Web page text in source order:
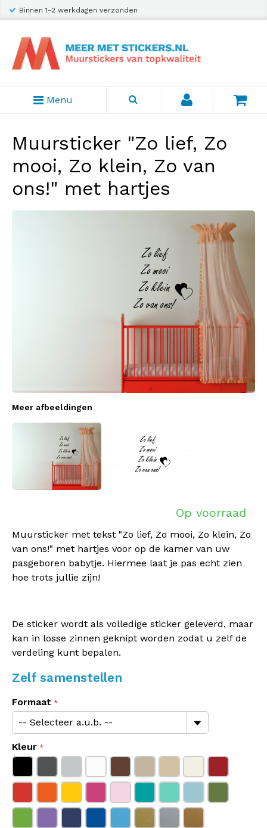
Binnen 1-2 werkdagen verzonden
Menu
Muursticker "Zo lief, Zo
mooi, Zo klein, Zo van
ons!" met hartjes
Meer afbeeldingen
Op voorraad
Muursticker met tekst "Zo lief, Zo mooi, Zo klein, Zo
van ons!" met hartjes voor op de kamer van uw
pasgeboren babytje. Hiermee laat je pas echt zien
hoe trots jullie zijn!
De sticker wordt als volledige sticker geleverd, maar
kan in losse zinnen geknipt worden zodat u zelf de
verdeling kunt bepalen.
Zelf samenstellen
Formaat
Kleur